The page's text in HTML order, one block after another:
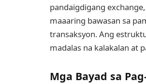
pandaigdigang
maaaring bawasan sa
transaksyon. Ang
madalas na kalakalan at
Mga Bayad sa